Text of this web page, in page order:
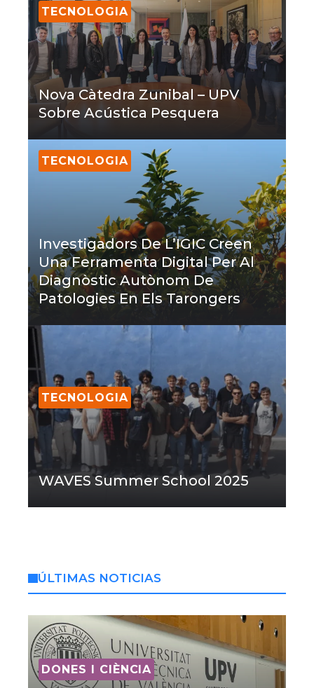
TECNOLOGIA
Nova Càtedra Zunibal – UPV
Sobre Acústica Pesquera
TECNOLOGIA
Investigadors De L’IGIC Creen
Una Ferramenta Digital Per Al
Diagnòstic Autònom De
Patologies En Els Tarongers
TECNOLOGIA
WAVES Summer School 2025
ÚLTIMAS NOTICIAS
DONES I CIÈNCIA